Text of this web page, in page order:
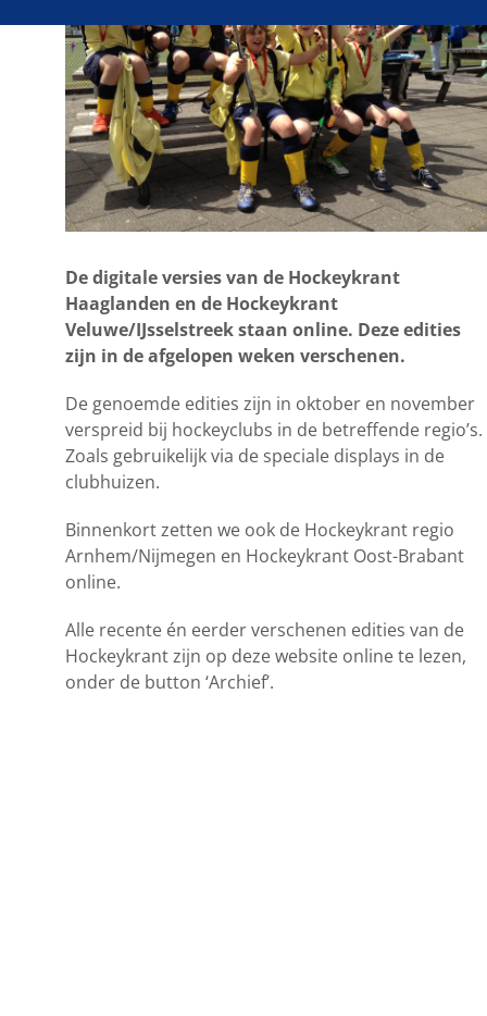
De digitale versies van de Hockeykrant
Haaglanden en de Hockeykrant
Veluwe/IJsselstreek staan online. Deze edities
zijn in de afgelopen weken verschenen.
De genoemde edities zijn in oktober en november
verspreid bij hockeyclubs in de betreffende regio’s.
Zoals gebruikelijk via de speciale displays in de
clubhuizen.
Binnenkort zetten we ook de Hockeykrant regio
Arnhem/Nijmegen en Hockeykrant Oost-Brabant
online.
Alle recente én eerder verschenen edities van de
Hockeykrant zijn op deze website online te lezen,
onder de button ‘Archief’.